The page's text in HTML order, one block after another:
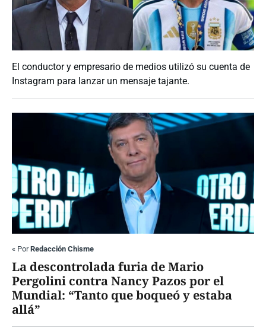
El conductor y empresario de medios utilizó su cuenta de
Instagram para lanzar un mensaje tajante.
« PorRedacción Chisme
La descontrolada furia de Mario
Pergolini contra Nancy Pazos por el
Mundial: “Tanto que boqueó y estaba
allá”